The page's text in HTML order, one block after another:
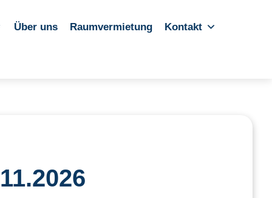
Über uns Raumvermietung Kontakt